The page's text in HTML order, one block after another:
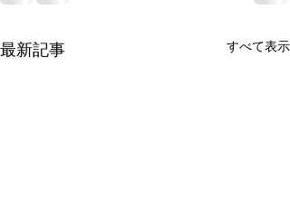
最新記事 すべて表示